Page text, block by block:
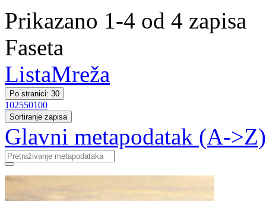
Prikazano 1-4 od 4 zapisa
Faseta
ListaMreža
Po stranici: 30
102550100
Sortiranje zapisa
Glavni metapodatak (A->Z)